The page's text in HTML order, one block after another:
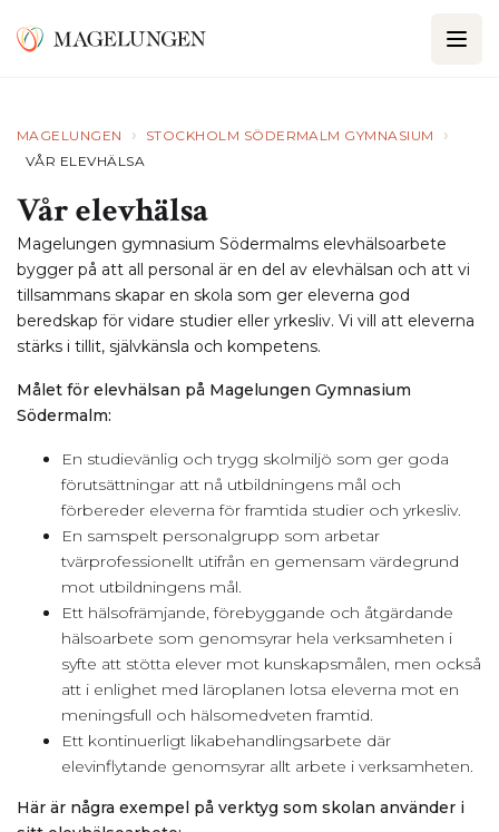
MAGELUNGEN › STOCKHOLM SÖDERMALM GYMNASIUM ›
VÅR ELEVHÄLSA
Vår elevhälsa
Magelungen gymnasium Södermalms elevhälsoarbete
bygger på att all personal är en del av elevhälsan och att vi
tillsammans skapar en skola som ger eleverna god
beredskap för vidare studier eller yrkesliv. Vi vill att eleverna
stärks i tillit, självkänsla och kompetens.
Målet för elevhälsan på Magelungen Gymnasium
Södermalm:
En studievänlig och trygg skolmiljö som ger goda
förutsättningar att nå utbildningens mål och
förbereder eleverna för framtida studier och yrkesliv.
En samspelt personalgrupp som arbetar
tvärprofessionellt utifrån en gemensam värdegrund
mot utbildningens mål.
Ett hälsofrämjande, förebyggande och åtgärdande
hälsoarbete som genomsyrar hela verksamheten i
syfte att stötta elever mot kunskapsmålen, men också
att i enlighet med läroplanen lotsa eleverna mot en
meningsfull och hälsomedveten framtid.
Ett kontinuerligt likabehandlingsarbete där
elevinflytande genomsyrar allt arbete i verksamheten.
Här är några exempel på verktyg som skolan använder i